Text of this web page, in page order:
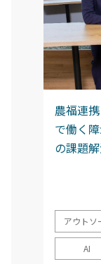
農福連
で働く
の課題
アウトソ
AI